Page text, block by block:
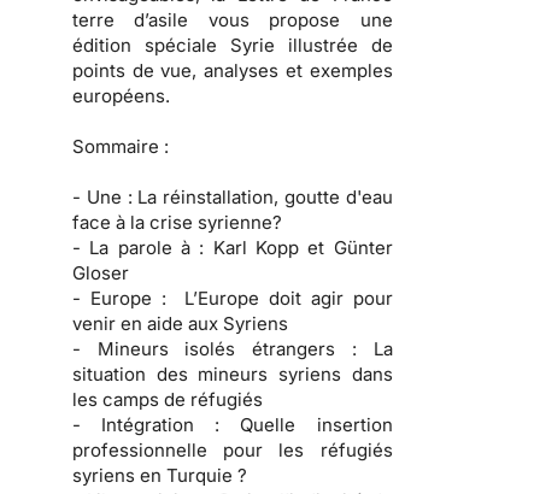
terre d’asile vous propose une
édition spéciale Syrie illustrée de
points de vue, analyses et exemples
européens.
Sommaire :
- Une : La réinstallation, goutte d'eau
face à la crise syrienne?
- La parole à : Karl Kopp et Günter
Gloser
- Europe : L’Europe doit agir pour
venir en aide aux Syriens
- Mineurs isolés étrangers : La
situation des mineurs syriens dans
les camps de réfugiés
- Intégration : Quelle insertion
professionnelle pour les réfugiés
syriens en Turquie ?